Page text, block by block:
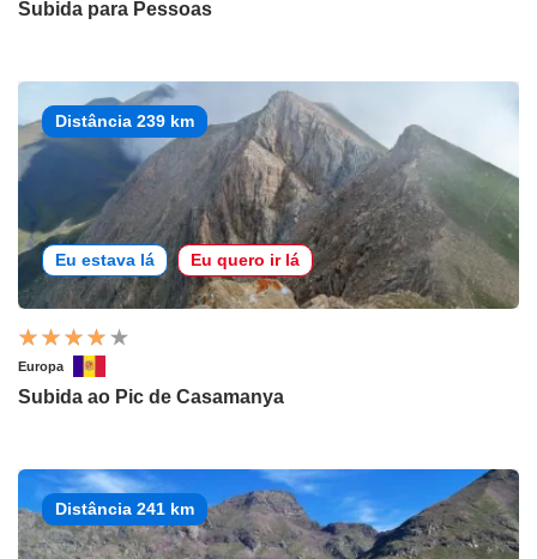
Subida para Pessoas
Distância 239 km
Eu estava lá Eu quero ir lá
Europa
Subida ao Pic de Casamanya
Distância 241 km